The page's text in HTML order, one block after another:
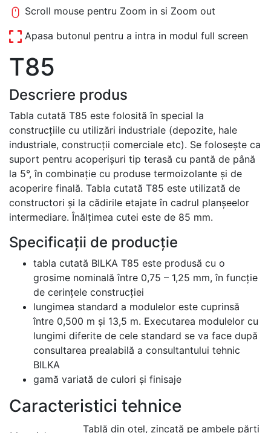
Scroll mouse pentru Zoom in si Zoom out
Apasa butonul pentru a intra in modul full screen
T85
Descriere produs
Tabla cutată T85 este folosită în special la
construcțiile cu utilizări industriale (depozite, hale
industriale, construcții comerciale etc). Se folosește ca
suport pentru acoperișuri tip terasă cu pantă de până
la 5°, în combinație cu produse termoizolante și de
acoperire finală. Tabla cutată T85 este utilizată de
constructori și la cădirile etajate în cadrul planșeelor
intermediare. Înălțimea cutei este de 85 mm.
Specificații de producție
tabla cutată BILKA T85 este produsă cu o
grosime nominală între 0,75 – 1,25 mm, în funcție
de cerințele construcției
lungimea standard a modulelor este cuprinsă
între 0,500 m și 13,5 m. Executarea modulelor cu
lungimi diferite de cele standard se va face după
consultarea prealabilă a consultantului tehnic
BILKA
gamă variată de culori și finisaje
Caracteristici tehnice
Tablă din oțel, zincată pe ambele părți